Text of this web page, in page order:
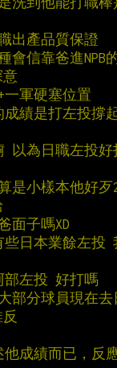
出產品質保證
會信靠爸進NPB
意
軍硬塞位置
績是打左投撐
以為日職左投好
是小樣本他好歹
面子嗎XD
日本業餘左投
左投 好打嗎
部分球員現在去
成績而已，反